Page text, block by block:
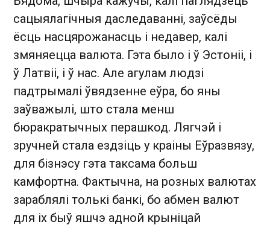
сацыялагічныя даследаванні, заўсёды
ёсць насцярожанасць і недавер, калі
змяняецца валюта. Гэта было і ў Эстоніі, і
ў Латвіі, і ў нас. Але агулам людзі
падтрымалі ўвядзенне еўра, бо яны
заўважылі, што стала менш
бюракратычных перашкод. Лягчэй і
зручней стала ездзіць у краіны Еўразвязу,
для бізнэсу гэта таксама больш
камфортна. Фактычна, на розных валютах
зараблялі толькі банкі, бо абмен валют
для іх быў яшчэ адной крыніцай